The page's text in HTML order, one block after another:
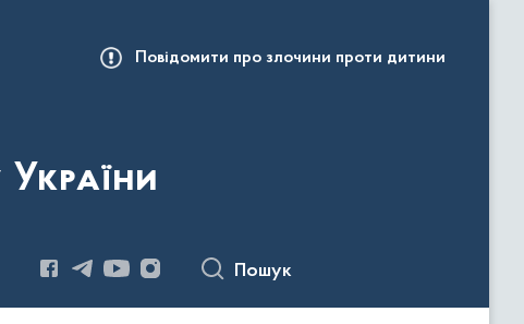
Повідомити про злочини проти дитини
України
Пошук